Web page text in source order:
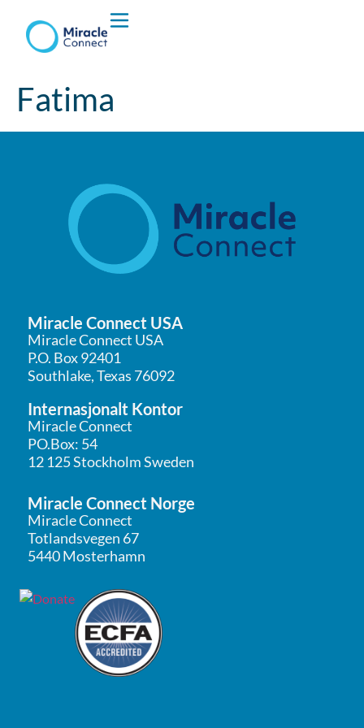
Hva vi Gjør
Fatima
Miracle Connect USA
Miracle Connect USA
P.O. Box 92401
Southlake, Texas 76092
Internasjonalt Kontor
Miracle Connect
PO.Box: 54
12 125 Stockholm Sweden
Miracle Connect Norge
Miracle Connect
Totlandsvegen 67
5440 Mosterhamn